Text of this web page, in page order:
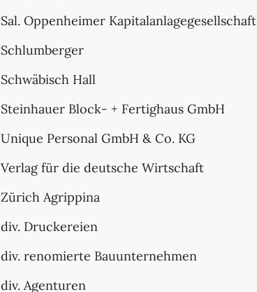
Sal. Oppenheimer Kapitalanlagegesellschaft
Schlumberger
Schwäbisch Hall
Steinhauer Block- + Fertighaus GmbH
Unique Personal GmbH & Co. KG
Verlag für die deutsche Wirtschaft
Zürich Agrippina
div. Druckereien
div. renomierte Bauunternehmen
div. Agenturen